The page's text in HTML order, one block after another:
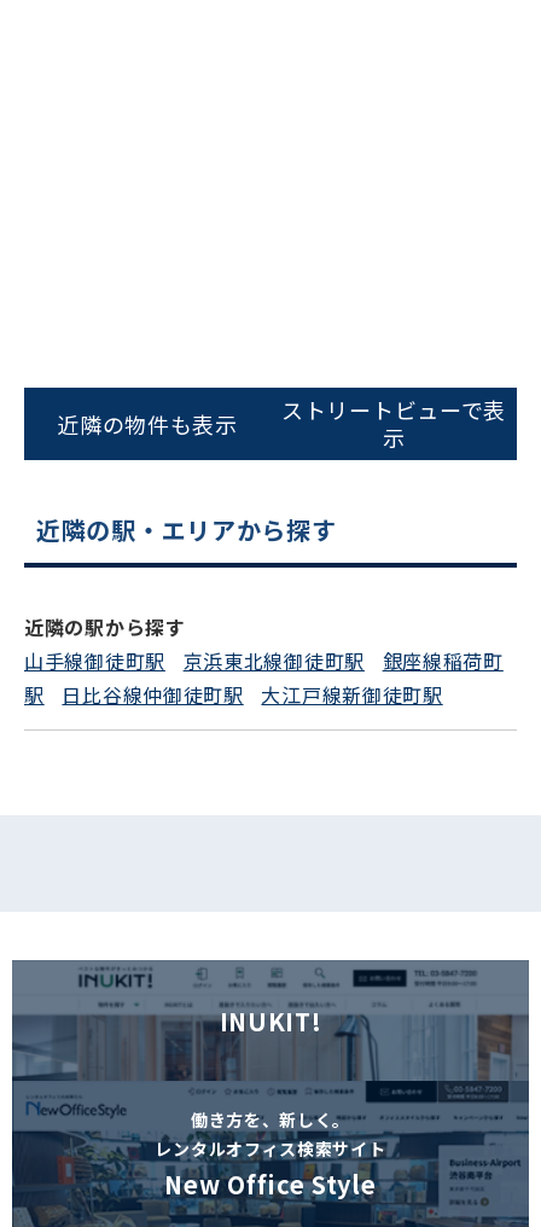
スムーズにご案内できます
0120-620-213
電話でお問い合わせ
近隣の物件も表示
ストリートビューで表
示
近隣の駅・エリアから探す
近隣の駅から探す
山手線御徒町駅
京浜東北線御徒町駅
銀座線稲荷町
駅
日比谷線仲御徒町駅 大江戸線新御徒町駅
INUKIT!
働き方を、新しく。
レンタルオフィス検索サイト
New Office Style